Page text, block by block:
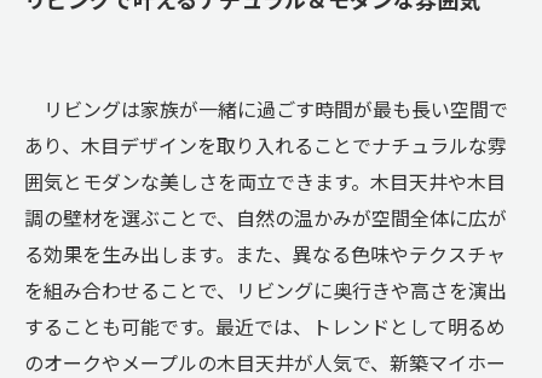
リビングは家族が一緒に過ごす時間が最も長い空間で
あり、木目デザインを取り入れることでナチュラルな雰
囲気とモダンな美しさを両立できます。木目天井や木目
調の壁材を選ぶことで、自然の温かみが空間全体に広が
る効果を生み出します。また、異なる色味やテクスチャ
を組み合わせることで、リビングに奥行きや高さを演出
することも可能です。最近では、トレンドとして明るめ
のオークやメープルの木目天井が人気で、新築マイホー